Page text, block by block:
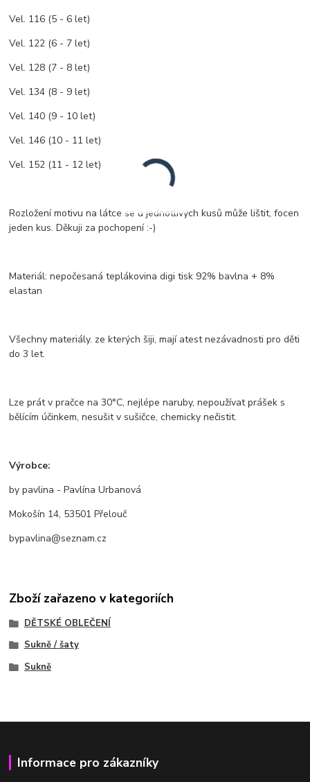
Vel. 116 (5 - 6 let)
Vel. 122 (6 - 7 let)
Vel. 128 (7 - 8 let)
Vel. 134 (8 - 9 let)
Vel. 140 (9 - 10 let)
Vel. 146 (10 - 11 let)
Vel. 152 (11 - 12 let)
Rozložení motivu na látce se u jednotlivých kusů může lištit, focen
jeden kus. Děkuji za pochopení :-)
Materiál: nepočesaná teplákovina digi tisk 92% bavlna + 8%
elastan
Všechny materiály. ze kterých šiji, mají atest nezávadnosti pro děti
do 3 let.
Lze prát v pračce na 30°C, nejlépe naruby, nepoužívat prášek s
bělícím účinkem, nesušit v sušičce, chemicky nečistit.
Výrobce:
by pavlina - Pavlína Urbanová
Mokošín 14, 53501 Přelouč
bypavlina@seznam.cz
Zboží zařazeno v kategoriích
DĚTSKÉ OBLEČENÍ
Sukně / šaty
Sukně
Informace pro zákazníky